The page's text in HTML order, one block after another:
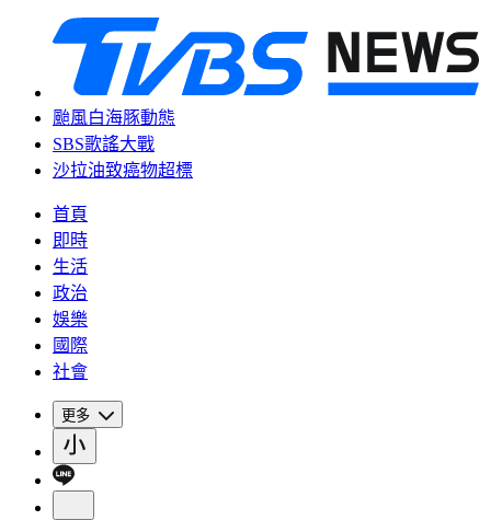
颱風白海豚動態
SBS歌謠大戰
沙拉油致癌物超標
首頁
即時
生活
政治
娛樂
國際
社會
更多